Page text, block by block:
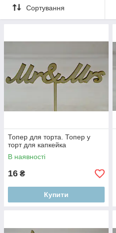
Сортування
Топер для торта. Топер у
торт для капкейка
В наявності
16 ₴
Купити